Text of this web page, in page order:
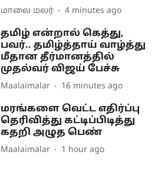
மாலை மலர் 4 minutes ago
தமிழ் என்றால் கெத்து,
பவர்.. தமிழ்த்தாய் வாழ்த்து
மீதான தீர்மானத்தில்
முதல்வர் விஜய் பேச்சு
Maalaimalar 16 minutes ago
மரங்களை வெட்ட எதிர்ப்பு
தெரிவித்து கட்டிப்பிடித்து
கதறி அழுத பெண்
Maalaimalar 1 hour ago